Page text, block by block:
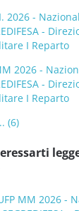
2026 -
-
I Reparto
2026 -
-
I Reparto
(6)
MM 2026 -